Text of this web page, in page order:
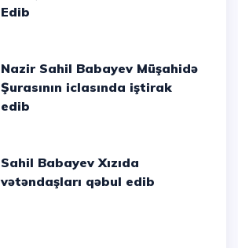
Edib
Nazir Sahil Babayev Müşahidə
Şurasının iclasında iştirak
edib
Sahil Babayev Xızıda
vətəndaşları qəbul edib